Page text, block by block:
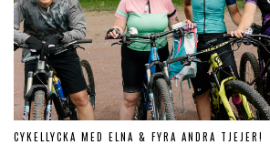
CYKELLYCKA MED ELNA & FYRA ANDRA TJEJER!